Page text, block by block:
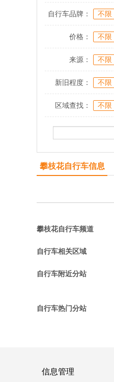
自行车品牌： 不限
价格： 不限
来源： 不限
新旧程度： 不限
区域查找： 不限
攀枝花自行车信息
攀枝花自行车频道
自行车相关区域
自行车附近分站
自行车热门分站
信息管理